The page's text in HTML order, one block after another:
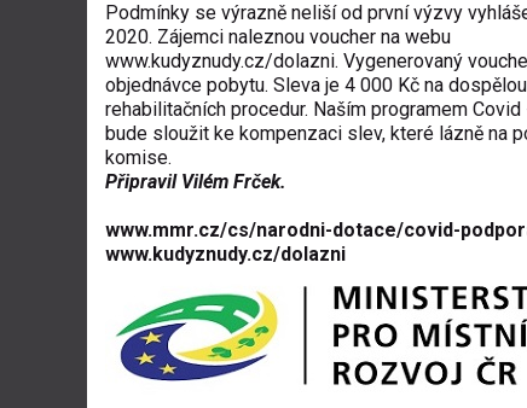
Podmínky se výrazně neliší od první výzvy
2020. Zájemci naleznou voucher na webu
www.kudyznudy.cz/dolazni. Vygenerovaný
objednávce pobytu. Sleva je 4 000 Kč na
rehabilitačních procedur. Naším programem
bude sloužit ke kompenzaci slev, které lázně na
komise.
Připravil Vilém Frček.
www.mmr.cz/cs/narodni-dotace/covid-
www.kudyznudy.cz/dolazni